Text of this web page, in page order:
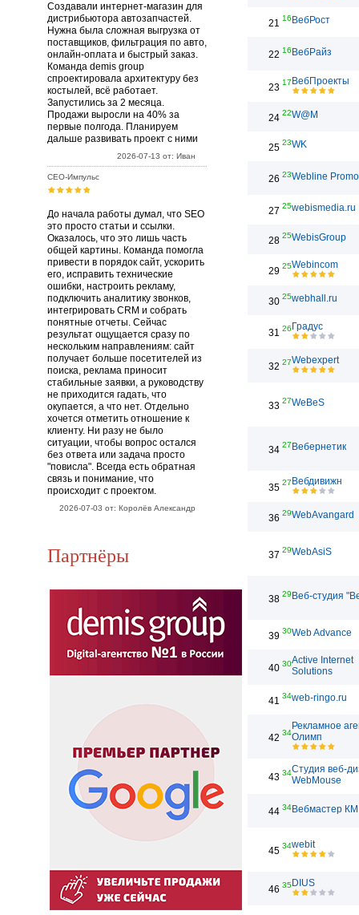
Создавали интернет-магазин для
дистрибьютора автозапчастей.
Нужна была сложная выгрузка от
поставщиков, фильтрация по авто,
онлайн-оплата и быстрый заказ.
Команда demis group
спроектировала архитектуру без
костылей, всё работает.
Запустились за 2 месяца.
Продажи выросли на 40% за
первые полгода. Планируем
дальше развивать проект с ними
2026-07-13 от: Иван
СЕО-Импульс
До начала работы думал, что SEO
это просто статьи и ссылки.
Оказалось, что это лишь часть
общей картины. Команда помогла
привести в порядок сайт, ускорить
его, исправить технические
ошибки, настроить рекламу,
подключить аналитику звонков,
интегрировать CRM и собрать
понятные отчеты. Сейчас
результат ощущается сразу по
нескольким направлениям: сайт
получает больше посетителей из
поиска, реклама приносит
стабильные заявки, а руководству
не приходится гадать, что
окупается, а что нет. Отдельно
хочется отметить отношение к
клиенту. Ни разу не было
ситуации, чтобы вопрос остался
без ответа или задача просто
"повисла". Всегда есть обратная
связь и понимание, что
происходит с проектом.
2026-07-03 от: Королёв Александр
Партнёры
21 16 ВебРост
22 16 ВебРайз
23 17 ВебПроекты
24 22W@M
25 23WK
26 23Webline
27 25webismedia.ru
28 25WebisGroup
29 25Webincom
30 25webhall.ru
31 26 Градус
32 27Webexpert
33 27WeBeS
34 27 Вебернетик
35 27 Вебдивижн
36 29WebAvangard
37 29WebAsiS
38 29 Веб-студия
39 30Web Advance
40 30Active Internet
Solutions
41 34web-ringo.ru
42 34
Рекламное
Олимп
43 34Студия веб-
WebMouse
44 34Вебмастер
45 34webit
46 35DIUS